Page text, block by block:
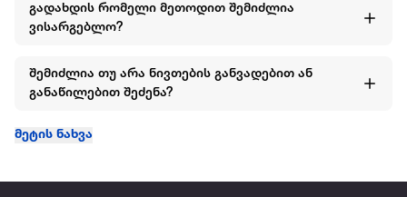
გადახდის რომელი მეთოდით შემიძლია
ვისარგებლო?
შემიძლია თუ არა ნივთების განვადებით ან
განაწილებით შეძენა?
მეტის ნახვა